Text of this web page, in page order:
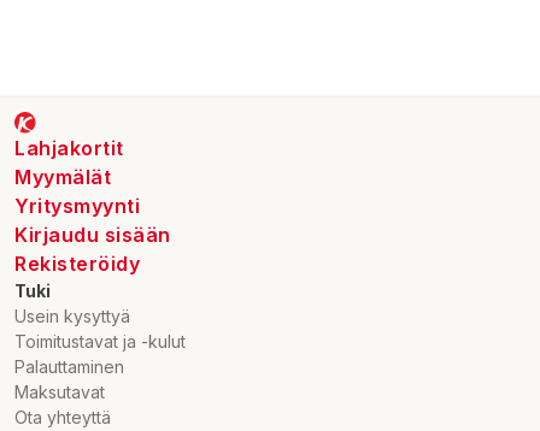
Lahjakortit
Myymälät
Yritysmyynti
Kirjaudu sisään
Rekisteröidy
Tuki
Usein kysyttyä
Toimitustavat ja -kulut
Palauttaminen
Maksutavat
Ota yhteyttä